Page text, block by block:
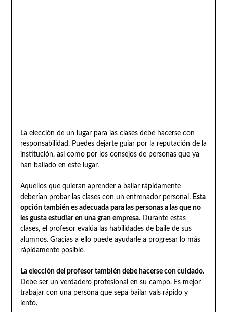
La elección de un lugar para las clases debe hacerse con
responsabilidad. Puedes dejarte guiar por la reputación de la
institución, así como por los consejos de personas que ya
han bailado en este lugar.
Aquellos que quieran aprender a bailar rápidamente
deberían probar las clases con un entrenador personal. Esta
opción también es adecuada para las personas a las que no
les gusta estudiar en una gran empresa.Durante estas
clases, el profesor evalúa las habilidades de baile de sus
alumnos. Gracias a ello puede ayudarle a progresar lo más
rápidamente posible.
La elección del profesor también debe hacerse con cuidado.
Debe ser un verdadero profesional en su campo. Es mejor
trabajar con una persona que sepa bailar vals rápido y
lento.